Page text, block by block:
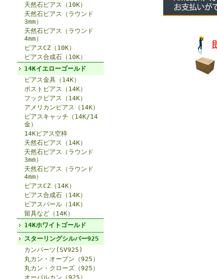
天然石ピアス（10K）
天然石ピアス（ラウンド
3mm）
天然石ピアス（ラウンド
4mm）
ピアスCZ（10K）
ピアス合成石（10K）
14Kイエローゴールド
ピアス金具（14K）
ポストピアス（14K）
フックピアス（14K）
アメリカンピアス（14K）
ピアスキャッチ（14K/14
金）
14Kピアス空枠
天然石ピアス（14K）
天然石ピアス（ラウンド
3mm）
天然石ピアス（ラウンド
4mm）
ピアスCZ（14K）
ピアス合成石（14K）
ピアスパール（14K）
留具など（14K）
14Kホワイトゴールド
スターリングシルバー925
カンパーツ(SV925)
丸カン・オープン（925）
丸カン・クローズ（925）
オーバルカン（925）